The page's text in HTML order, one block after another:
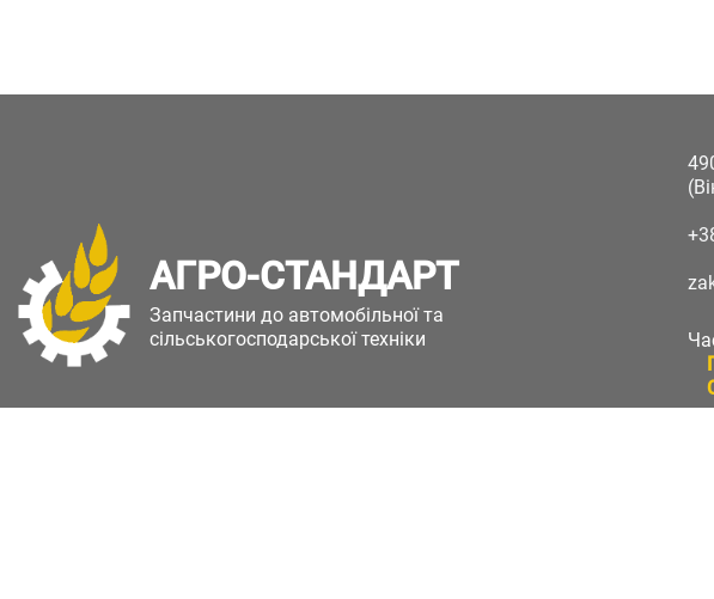
АГРО-СТАНДАРТ
Запчастини до автомобільної та
сільськогосподарської техніки